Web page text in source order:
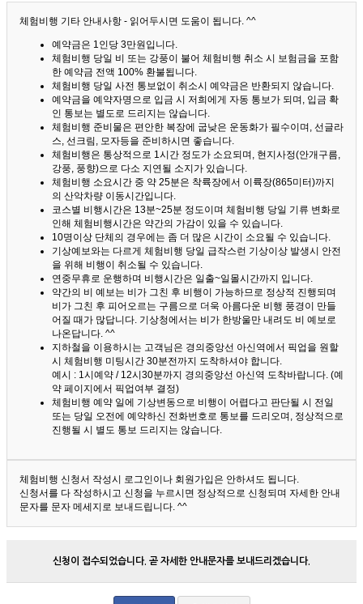
체험비행 기타 안내사항 - 읽어두시면 도움이 됩니다. ^^
예약금은 1인당 3만원입니다.
체험비행 당일 비 또는 강풍이 불어 체험비행 취소 시 보험금을 포함
한 예약금 전액 100% 환불됩니다.
체험비행 당일 사전 통보없이 취소시 예약금은 반환되지 않습니다.
예약금을 예약자명으로 입금 시 저희에게 자동 통보가 되며, 입금 확
인 통보는 별도로 드리지는 않습니다.
체험비행 준비물은 편안한 복장에 굽낮은 운동화가 필수이며, 선글라
스, 선크림, 모자등을 준비하시면 좋습니다.
체험비행은 통상적으로 1시간 정도가 소요되며, 현지사정(안개구름,
강풍, 풍향)으로 다소 지연될 소지가 있습니다.
체험비행 소요시간 중 약 25분은 착륙장에서 이륙장(865미터)까지
의 산악차량 이동시간입니다.
코스별 비행시간은 13분~25분 정도이며 체험비행 당일 기류 변화로
인해 체험비행시간은 약간의 가감이 있을 수 있습니다.
10명이상 단체의 경우에는 좀 더 많은 시간이 소요될 수 있습니다.
기상예보와는 다르게 체험비행 당일 급작스런 기상이상 발생시 안전
을 위해 비행이 취소될 수 있습니다.
연중무휴로 운행하며 비행시간은 일출~일몰시간까지 입니다.
약간의 비 예보는 비가 그친 후 비행이 가능하므로 정상적 진행되며
비가 그친 후 피어오르는 구름으로 더욱 아름다운 비행 풍경이 만들
어질 때가 많답니다. 기상청에서는 비가 한방울만 내려도 비 예보로
나온답니다. ^^
지하철을 이용하시는 고객님은 경의중앙선 아신역에서 픽업을 원할
시 체험비행 미팅시간 30분전까지 도착하셔야 합니다.
예시 : 1시예약 / 12시30분까지 경의중앙선 아신역 도착바랍니다. (예
약 페이지에서 픽업여부 결정)
체험비행 예약 일에 기상변동으로 비행이 어렵다고 판단될 시 전일
또는 당일 오전에 예약하신 전화번호로 통보를 드리오며, 정상적으로
진행될 시 별도 통보 드리지는 않습니다.
체험비행 신청서 작성시 로그인이나 회원가입은 안하셔도 됩니다.
신청서를 다 작성하시고 신청을 누르시면 정상적으로 신청되며 자세한 안내
문자를 문자 메세지로 보내드립니다. ^^
신청이 접수되었습니다. 곧 자세한 안내문자를 보내드리겠습니다.